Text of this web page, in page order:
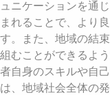
ュニケーションを通
まれることで、より
す。また、地域の結
組むことができるよ
者自身のスキルや自
は、地域社会全体の